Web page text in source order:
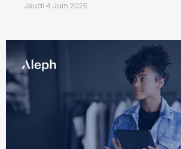
Jeudi 4 Juin 2026